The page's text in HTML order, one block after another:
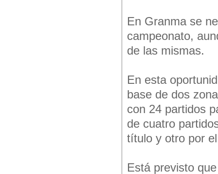
En Granma se
campeonato,
de las mismas.
En esta
base de dos
con 24 partidos
de cuatro
título y otro por
Está previsto